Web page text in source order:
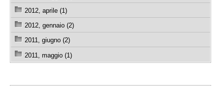
2012, aprile (1)
2012, gennaio (2)
2011, giugno (2)
2011, maggio (1)